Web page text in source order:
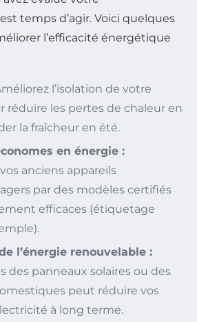
temps d’agir. Voici quelques
l’efficacité énergétique
l’isolation de votre
réduire les pertes de chaleur en
la fraîcheur en été.
en énergie :
anciens appareils
par des modèles certifiés
efficaces (étiquetage
l’énergie renouvelable :
des panneaux solaires ou des
peut réduire vos
à long terme.